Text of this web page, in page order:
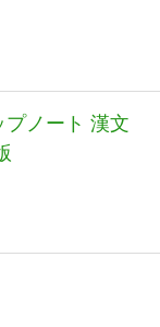
ノート 漢文